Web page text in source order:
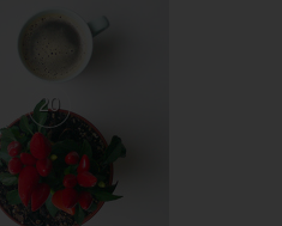
20